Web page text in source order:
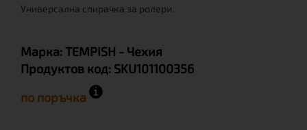
Универсална спирачка за ролери.
Марка:TEMPISH - Чехия
Продуктов код: SKU101100356
по поръчка